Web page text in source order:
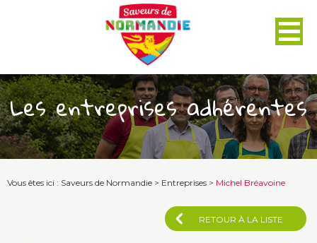
Les entreprises adhérentes
Vous êtes ici : Saveurs de Normandie > Entreprises > Michel Bréavoine
RETOUR À LA LISTE
Panneau de gestion des cookies